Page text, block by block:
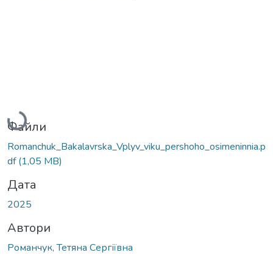
Вантажиться...
Файли
Romanchuk_Bakalavrska_Vplyv_viku_pershoho_osimeninnia.p
df(1,05 MB)
Дата
2025
Автори
Романчук, Тетяна Сергіївна